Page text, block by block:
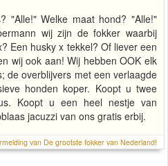
"Alle!" Welke maat hond? "Alle!"
wij zijn de fokker waarbij
Een husky x tekkel? Of liever een
wij ook aan! Wij hebben OOK elk
de overblijvers met een verlaagde
honden koper. Koopt u twee
Koopt u een heel nestje van
jacuzzi van ons gratis erbij.
van De grootste fokker van Nederland!